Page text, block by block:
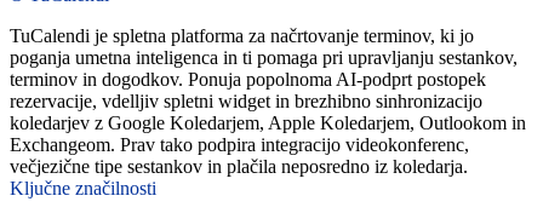
TuCalendi je spletna platforma za načrtovanje terminov, ki jo
poganja umetna inteligenca in ti pomaga pri upravljanju sestankov,
terminov in dogodkov. Ponuja popolnoma AI-podprt postopek
rezervacije, vdelljiv spletni widget in brezhibno sinhronizacijo
koledarjev z Google Koledarjem, Apple Koledarjem, Outlookom in
Exchangeom. Prav tako podpira integracijo videokonferenc,
večjezične tipe sestankov in plačila neposredno iz koledarja.
Ključne značilnosti